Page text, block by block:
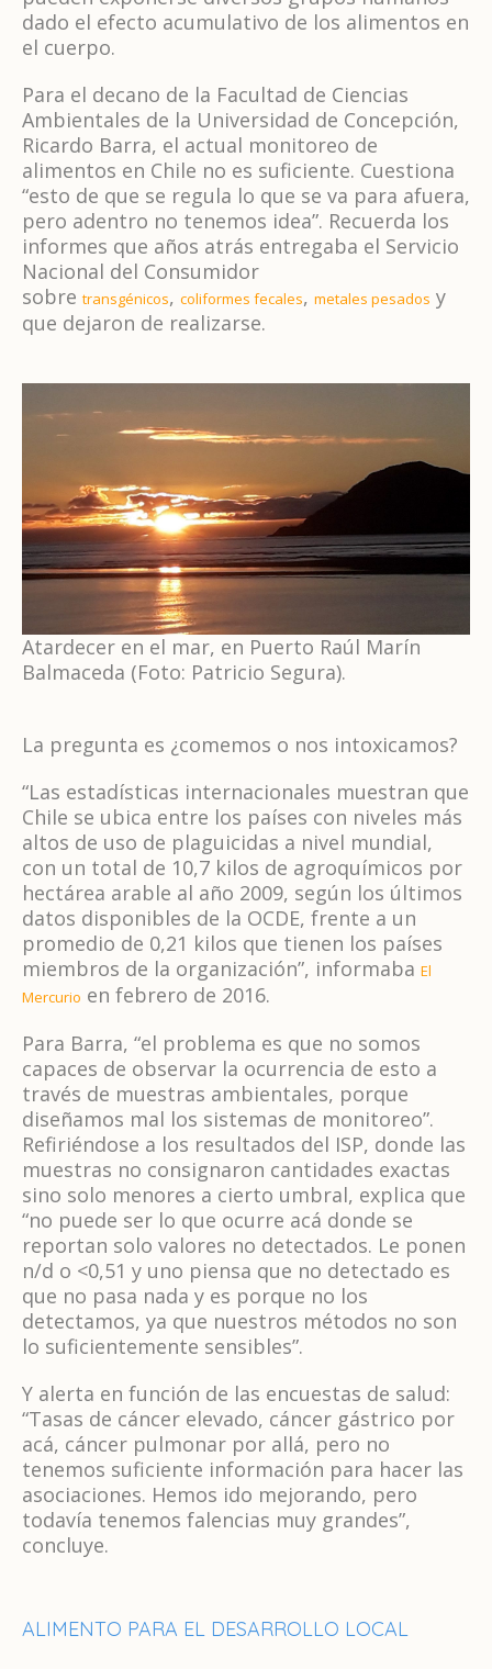
dado el efecto acumulativo de los alimentos en
el cuerpo.
Para el decano de la Facultad de Ciencias
Ambientales de la Universidad de Concepción,
Ricardo Barra, el actual monitoreo de
alimentos en Chile no es suficiente. Cuestiona
“esto de que se regula lo que se va para afuera,
pero adentro no tenemos idea”. Recuerda los
informes que años atrás entregaba el Servicio
Nacional del Consumidor
sobre transgénicos, coliformes fecales, metales pesados y
que dejaron de realizarse.
Atardecer en el mar, en Puerto Raúl Marín
Balmaceda (Foto: Patricio Segura).
La pregunta es ¿comemos o nos intoxicamos?
“Las estadísticas internacionales muestran que
Chile se ubica entre los países con niveles más
altos de uso de plaguicidas a nivel mundial,
con un total de 10,7 kilos de agroquímicos por
hectárea arable al año 2009, según los últimos
datos disponibles de la OCDE, frente a un
promedio de 0,21 kilos que tienen los países
miembros de la organización”, informaba El
Mercurio en febrero de 2016.
Para Barra, “el problema es que no somos
capaces de observar la ocurrencia de esto a
través de muestras ambientales, porque
diseñamos mal los sistemas de monitoreo”.
Refiriéndose a los resultados del ISP, donde las
muestras no consignaron cantidades exactas
sino solo menores a cierto umbral, explica que
“no puede ser lo que ocurre acá donde se
reportan solo valores no detectados. Le ponen
n/d o <0,51 y uno piensa que no detectado es
que no pasa nada y es porque no los
detectamos, ya que nuestros métodos no son
lo suficientemente sensibles”.
Y alerta en función de las encuestas de salud:
“Tasas de cáncer elevado, cáncer gástrico por
acá, cáncer pulmonar por allá, pero no
tenemos suficiente información para hacer las
asociaciones. Hemos ido mejorando, pero
todavía tenemos falencias muy grandes”,
concluye.
ALIMENTO PARA EL DESARROLLO LOCAL